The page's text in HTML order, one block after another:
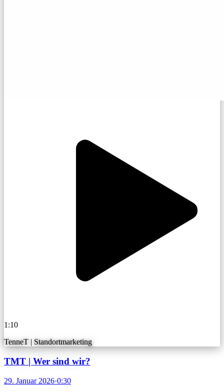
1:10
TenneT | Standortmarketing
TMT | Wer sind wir?
29. Januar 2026·0:30